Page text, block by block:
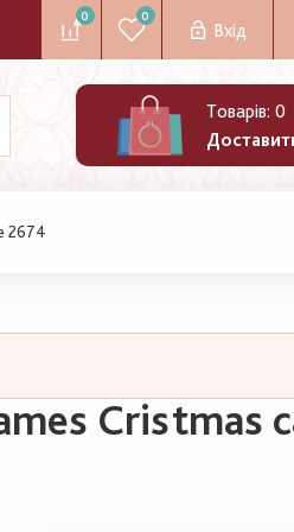
0 0
Вхід
Товарів: 0
2674
Cristmas